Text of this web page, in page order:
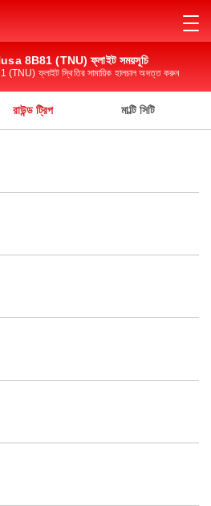
8B81 (TNU) ফ্লাইট সময়সূচি
ফ্লাইট স্থিতির সামায়িক হালচাল অদত্ত করুন
রাউন্ড ট্রিপ মাল্টি সিটি